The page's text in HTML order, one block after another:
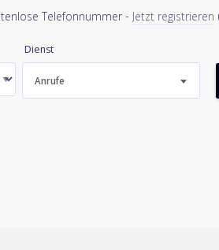
Telefonnummer - Jetzt registrieren
Dienst
Anrufe